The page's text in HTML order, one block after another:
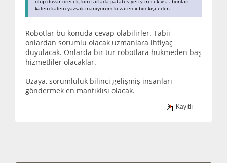
kalem kalem yazsak inanıyorum ki zaten x bin kişi eder.
Robotlar bu konuda cevap olabilirler. Tabii
onlardan sorumlu olacak uzmanlara ihtiyaç
duyulacak. Onlarda bir tür robotlara hükmeden baş
hizmetliler olacaklar.
Uzaya, sorumluluk bilinci gelişmiş insanları
göndermek en mantıklısı olacak.
Kayıtlı